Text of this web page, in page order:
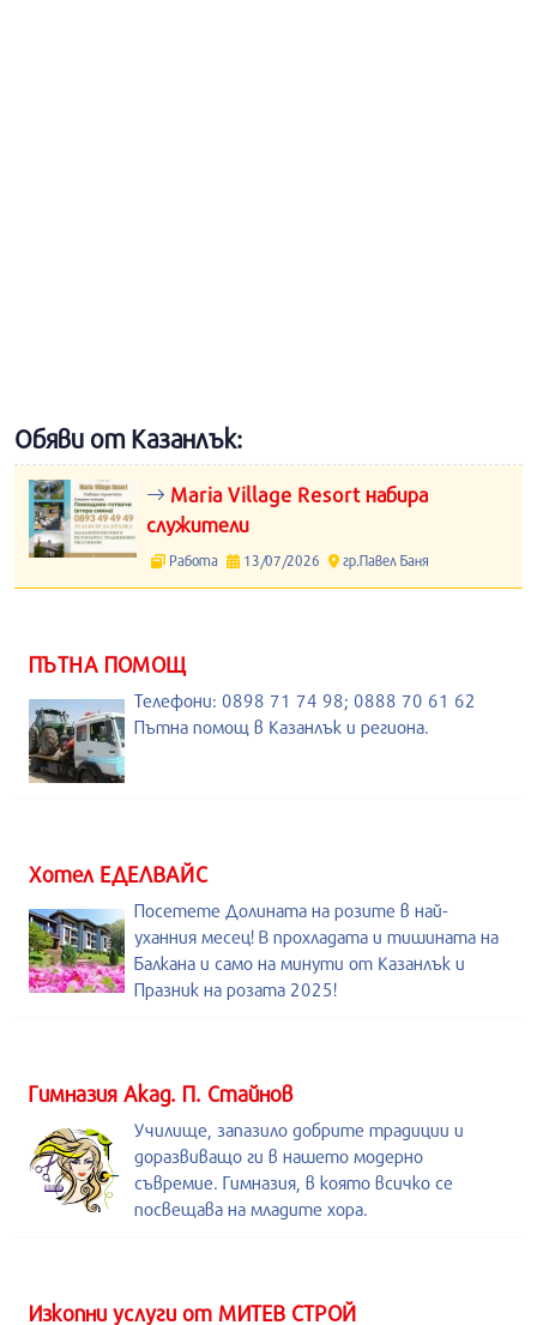
Обяви от Казанлък:
Maria Village Resort набира
служители
Работа 13/07/2026 гр.Павел Баня
ПЪТНА ПОМОЩ
Телефони: 0898 71 74 98; 0888 70 61 62
Пътна помощ в Казанлък и региона.
Хотел ЕДЕЛВАЙС
Посетете Долината на розите в най-
уханния месец! В прохладата и тишината на
Балкана и само на минути от Казанлък и
Празник на розата 2025!
Гимназия Акад. П. Стайнов
Училище, запазило добрите традиции и
доразвиващо ги в нашето модерно
съвремие. Гимназия, в която всичко се
посвещава на младите хора.
Изкопни услуги от МИТЕВ СТРОЙ